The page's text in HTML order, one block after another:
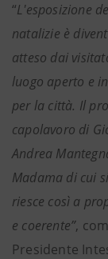
“L'esposizione
natalizie è
atteso dai
luogo aperto e
per la città. Il
capolavoro di
Andrea
Madama di cui
riesce così a
e coerente”,
Presidente